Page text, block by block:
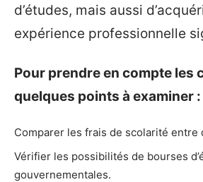
d’études, mais aussi
expérience professionnelle
Pour prendre en compte les
quelques points à examiner :
Comparer les frais de scolarité entre
Vérifier les possibilités de bourses
gouvernementales.